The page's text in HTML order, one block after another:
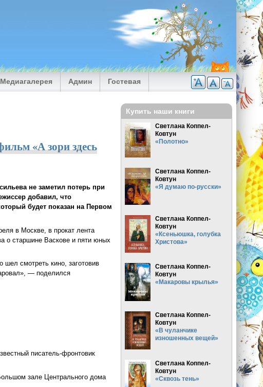
Медиагалерея Админ Гостевая
«А зори здесь
не заметил потерь при
добавил, что
будет показан на Первом
в Москве, в прокат лента
о старшине Васкове и пяти юных
смотреть кино, заготовив
— поделился
здесь тихие»
писатель-фронтовик
зале Центрального дома
Купить наши книги
Светлана Коппел-
Ковтун
«Полотно»
Светлана Коппел-
Ковтун
«Я думаю по-русски»
Светлана Коппел-
Ковтун
«Ксеньюшка, голубка
Христова»
Светлана Коппел-
Ковтун
«Макаровы крылья»
Светлана Коппел-
Ковтун
«В чуланчике
изношенных вещей»
Светлана Коппел-
Ковтун
«Сквозь тень»